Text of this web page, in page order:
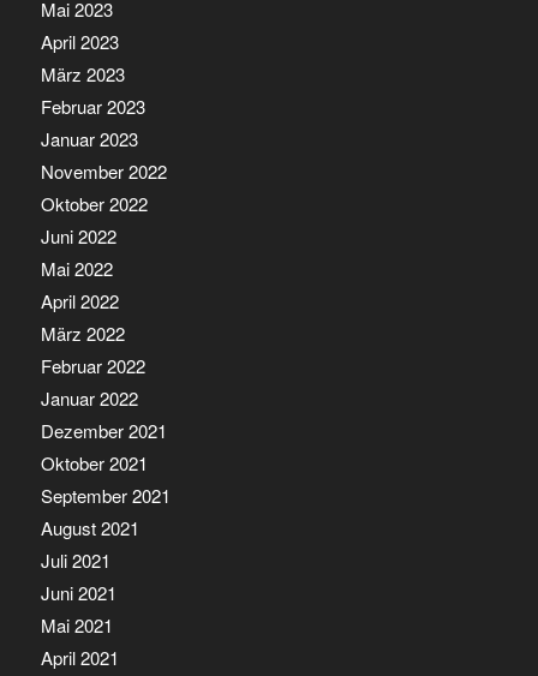
Mai 2023
April 2023
März 2023
Februar 2023
Januar 2023
November 2022
Oktober 2022
Juni 2022
Mai 2022
April 2022
März 2022
Februar 2022
Januar 2022
Dezember 2021
Oktober 2021
September 2021
August 2021
Juli 2021
Juni 2021
Mai 2021
April 2021